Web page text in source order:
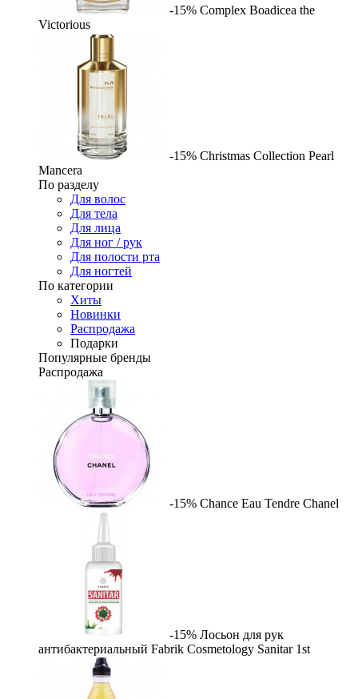
-15% Complex Boadicea the
Victorious
-15% Christmas Collection Pearl
Mancera
По разделу
Для волос
Для тела
Для лица
Для ног / рук
Для полости рта
Для ногтей
По категории
Хиты
Новинки
Распродажа
Подарки
Популярные бренды
Распродажа
-15% Chance Eau Tendre Chanel
-15% Лосьон для рук
антибактериальный Fabrik Cosmetology Sanitar 1st